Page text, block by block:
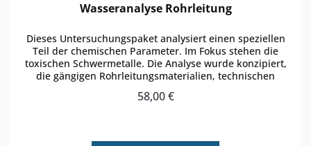
Wasseranalyse Rohrleitung
Dieses Untersuchungspaket analysiert einen speziellen
Teil der chemischen Parameter. Im Fokus stehen die
toxischen Schwermetalle. Die Analyse wurde konzipiert,
die gängigen Rohrleitungsmaterialien, technischen
58,00 €